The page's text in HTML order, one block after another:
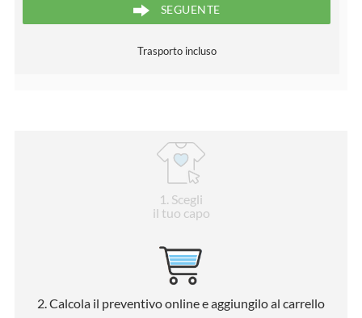
SEGUENTE
Trasporto incluso
1 . Scegli
il tuo capo
2 . Calcola il preventivo online e aggiungilo al carrello